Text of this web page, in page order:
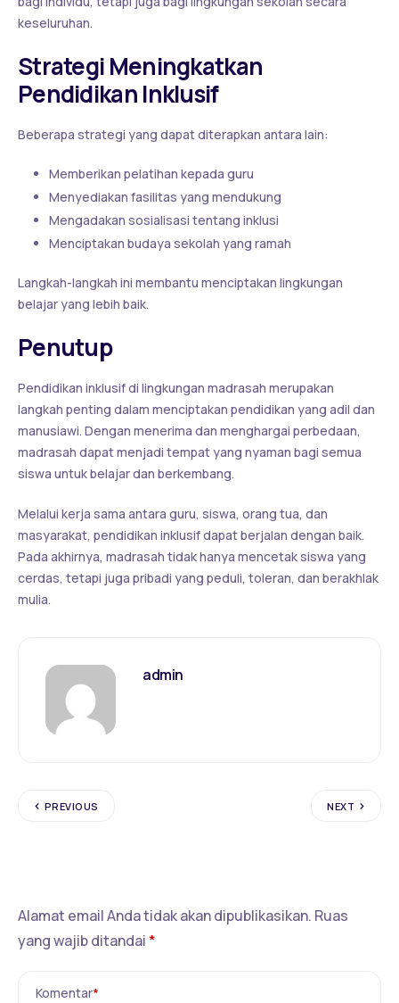
keseluruhan.
Strategi Meningkatkan
Pendidikan Inklusif
Beberapa strategi yang dapat diterapkan antara lain:
Memberikan pelatihan kepada guru
Menyediakan fasilitas yang mendukung
Mengadakan sosialisasi tentang inklusi
Menciptakan budaya sekolah yang ramah
Langkah-langkah ini membantu menciptakan lingkungan
belajar yang lebih baik.
Penutup
Pendidikan inklusif di lingkungan madrasah merupakan
langkah penting dalam menciptakan pendidikan yang adil dan
manusiawi. Dengan menerima dan menghargai perbedaan,
madrasah dapat menjadi tempat yang nyaman bagi semua
siswa untuk belajar dan berkembang.
Melalui kerja sama antara guru, siswa, orang tua, dan
masyarakat, pendidikan inklusif dapat berjalan dengan baik.
Pada akhirnya, madrasah tidak hanya mencetak siswa yang
cerdas, tetapi juga pribadi yang peduli, toleran, dan berakhlak
mulia.
admin
PREVIOUS NEXT
Alamat email Anda tidak akan dipublikasikan. Ruas
yang wajib ditandai *
Komentar*